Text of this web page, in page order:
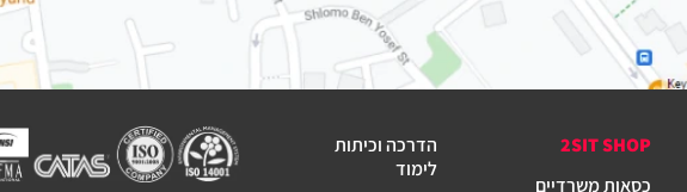
2SIT SHOP
כסאות משרדיים
הדרכה וכיתות
לימוד